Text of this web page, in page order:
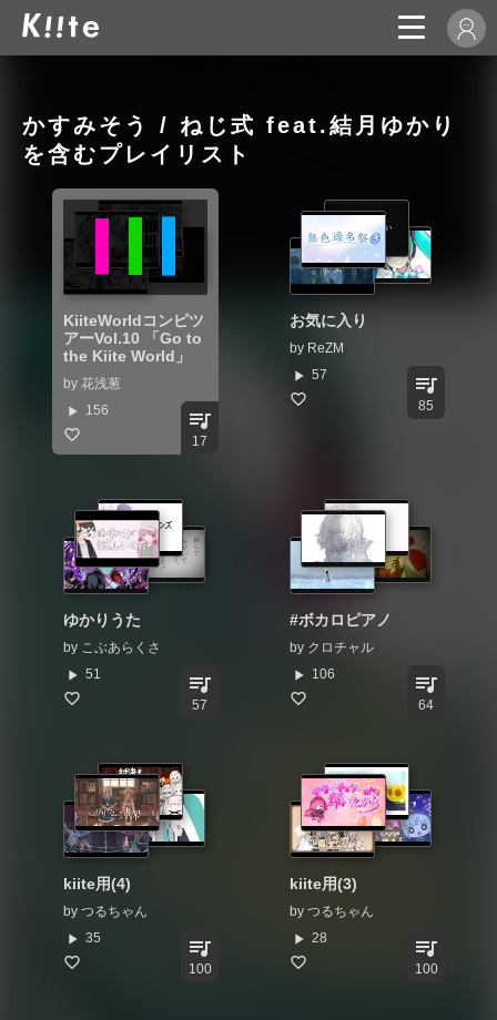
かすみそう / ねじ式 feat.結月ゆかり
を含むプレイリスト
KiiteWorldコンピツ
アーVol.10 「Go to
the Kiite World」
by 花浅葱
play_arrow 156 queue_music
17
お気に入り
by ReZM
play_arrow 57 queue_music
85
ゆかりうた
by こぶあらくさ
play_arrow 51 queue_music
57
#ボカロピアノ
by クロチャル
play_arrow 106 queue_music
64
kiite用(4)
by つるちゃん
play_arrow 35 queue_music
100
kiite用(3)
by つるちゃん
play_arrow 28 queue_music
100